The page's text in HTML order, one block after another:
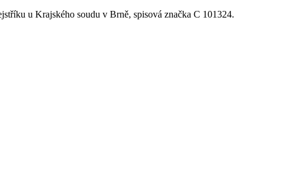
u Krajského soudu v Brně, spisová značka C 101324.